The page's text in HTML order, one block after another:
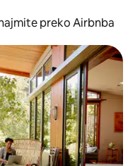
preko Airbnba